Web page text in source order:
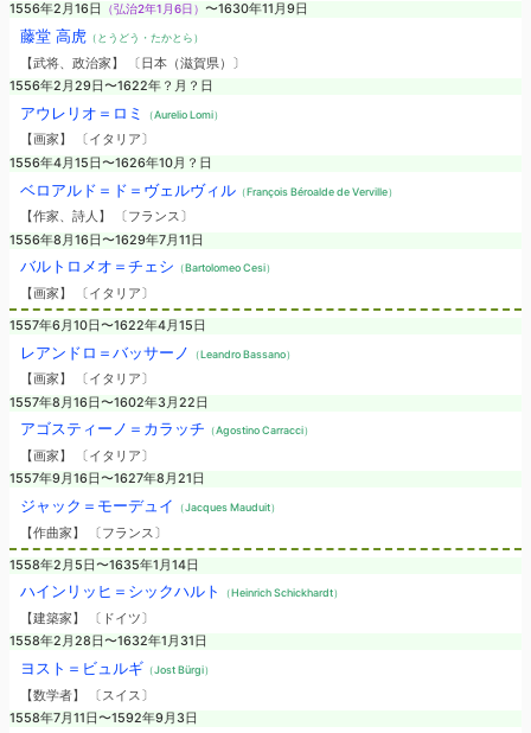
1556年2月16日
（弘治2年1月6日） 〜1630年11月9日
藤堂 高虎（とうどう・たかとら）
【武将、政治家】 〔日本（滋賀県）〕
1556年2月29日〜1622年？月？日
アウレリオ＝ロミ （Aurelio Lomi）
【画家】 〔イタリア〕
1556年4月15日〜1626年10月？日
ベロアルド＝ド＝ヴェルヴィル（François Béroalde de Verville）
【作家、詩人】 〔フランス〕
1556年8月16日〜1629年7月11日
バルトロメオ＝チェシ （Bartolomeo Cesi）
【画家】 〔イタリア〕
1557年6月10日〜1622年4月15日
レアンドロ＝バッサーノ （Leandro Bassano）
【画家】 〔イタリア〕
1557年8月16日〜1602年3月22日
アゴスティーノ＝カラッチ （Agostino Carracci）
【画家】 〔イタリア〕
1557年9月16日〜1627年8月21日
ジャック＝モーデュイ （Jacques Mauduit）
【作曲家】 〔フランス〕
1558年2月5日〜1635年1月14日
ハインリッヒ＝シックハルト （Heinrich Schickhardt）
【建築家】 〔ドイツ〕
1558年2月28日〜1632年1月31日
ヨスト＝ビュルギ （Jost Bürgi）
【数学者】 〔スイス〕
1558年7月11日〜1592年9月3日